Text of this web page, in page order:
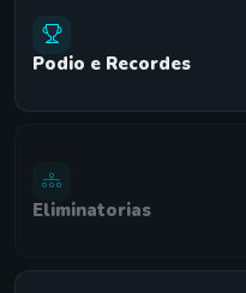
Podio e Recordes
Eliminatorias